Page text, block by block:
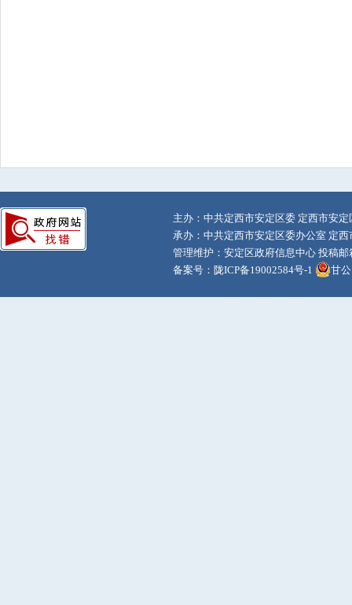
主办：中共定西市安定区委 定西市安定
承办：中共定西市安定区委办公室 定
管理维护：安定区政府信息中心 投稿邮
备案号： 陇ICP备19002584号-1 甘